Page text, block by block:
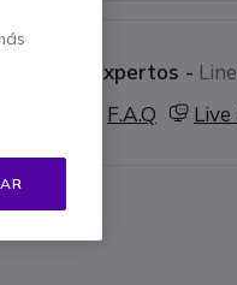
expertos -
F.A.Q Live